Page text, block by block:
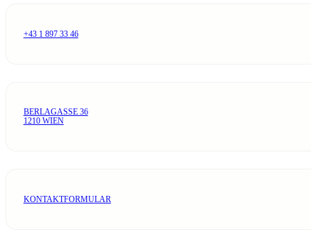
+43 1 897 33 46
BERLAGASSE 36
1210 WIEN
KONTAKTFORMULAR